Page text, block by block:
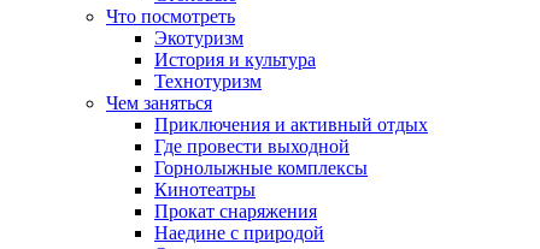
Что посмотреть
Экотуризм
История и культура
Технотуризм
Чем заняться
Приключения и активный отдых
Где провести выходной
Горнолыжные комплексы
Кинотеатры
Прокат снаряжения
Наедине с природой